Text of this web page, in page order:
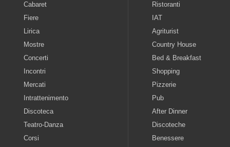
Cabaret
Fiere
Lirica
Mostre
Concerti
Incontri
Mercati
Intrattenimento
Discoteca
Teatro-Danza
Corsi
Ristoranti
IAT
Agriturist
Country House
Bed & Breakfast
Shopping
Pizzerie
Pub
After Dinner
Discoteche
Benessere